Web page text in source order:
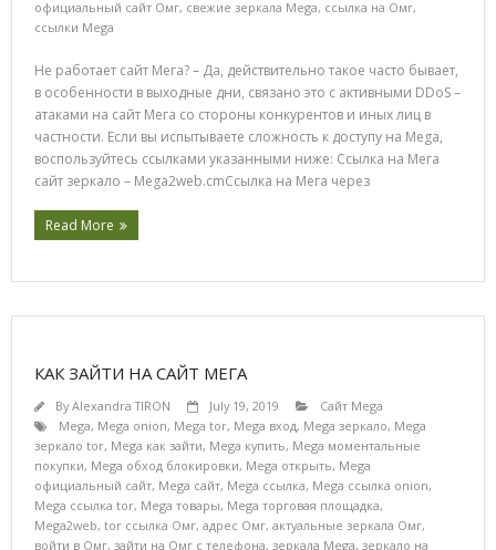
официальный сайт Омг, свежие зеркала Mega, ссылка на Омг,
ссылки Mega
Не работает сайт Мега? – Да, действительно такое часто бывает,
в особенности в выходные дни, связано это с активными DDoS –
атаками на сайт Мега со стороны конкурентов и иных лиц в
частности. Если вы испытываете сложность к доступу на Mega,
воспользуйтесь ссылками указанными ниже: Ссылка на Мега
сайт зеркало – Mega2web.cmСсылка на Мега через
Read More
КАК ЗАЙТИ НА САЙТ МЕГА
ByAlexandra TIRON July 19, 2019
Сайт Mega
Mega, Mega onion, Mega tor, Mega вход, Mega зеркало, Mega
зеркало tor, Mega как зайти, Mega купить, Mega моментальные
покупки, Mega обход блокировки, Mega открыть, Mega
официальный сайт, Mega сайт, Mega ссылка, Mega ссылка onion,
Mega ссылка tor, Mega товары, Mega торговая площадка,
Mega2web, tor ссылка Омг, адрес Омг, актуальные зеркала Омг,
войти в Омг, зайти на Омг с телефона, зеркала Mega, зеркало на